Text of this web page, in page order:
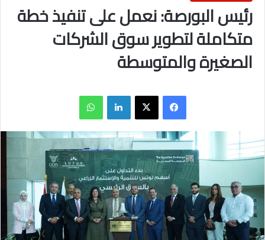
رئيس البورصة: نعمل على تنفيذ خطة
متكاملة لتطوير سوق الشركات
الصغيرة والمتوسطة
فيسبوك X لينكدإن